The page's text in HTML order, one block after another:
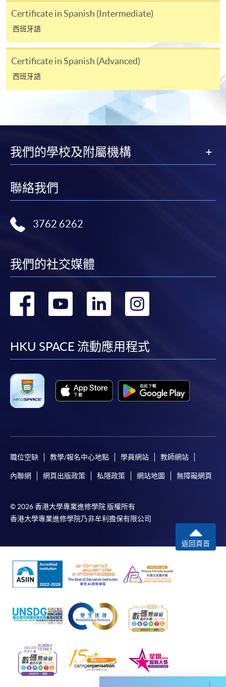
名程序，建議申請人親身到學院報名中心報名，並避
免使用支票付款。
除由學院裁定的特殊情況（例如課程因報名人數不足
准退還款項，以現金、易辦事、微信支付、支付寶、
支票或繳費靈（只限網上付款）方式繳交之款項，將
以支票退款；以信用卡繳交之款項，退款將直接退還
到支付款項時使用的信用卡戶口。
外收費，詳情請聯絡有關學科職員。
學費及學額不得轉讓他人。一經取錄，學員不得轉讀
請一經批准，學員須繳付港幣120元手續費。
人資料，概不負責。
若學員有意申請付款證明書，請把填妥之申請表、貼
每張收據申請費用為港幣30 元。支票抬頭註明「香
港大學專業進修學院」。
Certificate in Spanish (Intermediate)
西班牙語
Certificate in Spanish (Advanced)
西班牙語
我們的學校及附屬機構
聯絡我們
3762 6262
我們的社交媒體
轉
facebook
轉
youtube
轉
linkedin
HKU SPACE 流動應用程式
職位空缺 教學/報名中心地點 學員網站 教師網站
內聯網 網頁出版政策 私隱政策 網站地圖 無障礙網頁
© 2026 香港大學專業進修學院 版權所有
香港大學專業進修學院乃非牟利擔保有限公司
返回頁首